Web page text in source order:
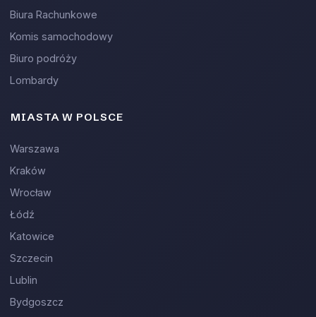
Biura Rachunkowe
Komis samochodowy
Biuro podróży
Lombardy
MIASTA W POLSCE
Warszawa
Kraków
Wrocław
Łódź
Katowice
Szczecin
Lublin
Bydgoszcz